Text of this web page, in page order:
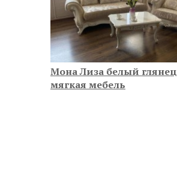
Мона Лиза белый глянец
мягкая мебель